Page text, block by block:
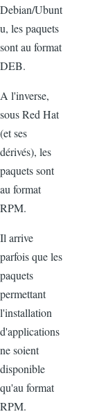
Debian/Ubunt
u, les paquets
sont au format
DEB.
A l'inverse,
sous Red Hat
(et ses
dérivés), les
paquets sont
au format
RPM.
Il arrive
parfois que les
paquets
permettant
l'installation
d'applications
ne soient
disponible
qu'au format
RPM.